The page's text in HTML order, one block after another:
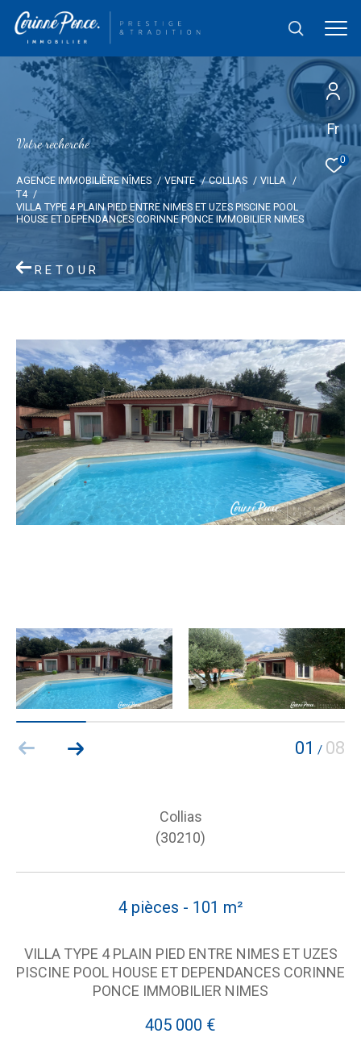
Fr
0
Votre recherche
AGENCE IMMOBILIÈRE NÎMES VENTE COLLIAS
VILLA
T4
VILLA TYPE 4 PLAIN PIED ENTRE NIMES ET UZES PISCINE POOL
HOUSE ET DEPENDANCES CORINNE PONCE IMMOBILIER NIMES
RETOUR
01 / 08
Collias
(30210)
4 pièces - 101 m²
VILLA TYPE 4 PLAIN PIED ENTRE NIMES ET UZES
PISCINE POOL HOUSE ET DEPENDANCES CORINNE
PONCE IMMOBILIER NIMES
405 000 €